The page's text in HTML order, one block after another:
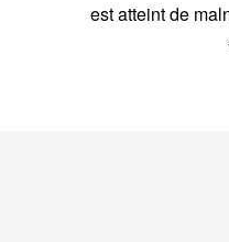
est atteint de